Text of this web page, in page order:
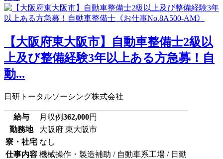
【大阪府東大阪市】自動車整備士2級以
上及び整備経験3年以上ある方急募！自
動...
日研トータルソーシング株式会社
給与 月収例362,000円
勤務地
大阪府 東大阪市
寮・社宅 なし
仕事内容 機械操作・製造補助 / 自動車系工場 / 日勤